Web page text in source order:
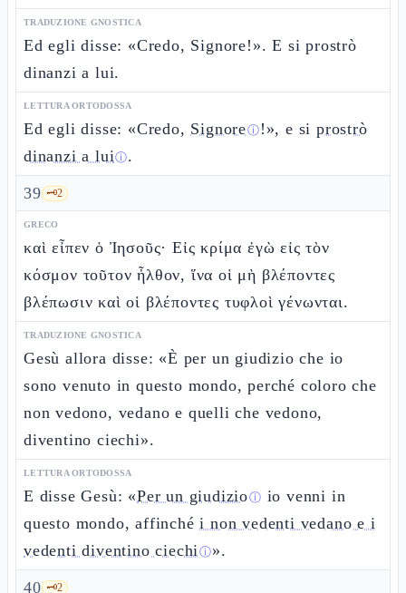
TRADUZIONE GNOSTICA
Ed egli disse: «Credo, Signore!». E si prostrò
dinanzi a lui.
LETTURA ORTODOSSA
Ed egli disse: «Credo, Signoreⓘ !», e siprostrò
dinanzi a luiⓘ.
39 🗝️2
GRECO
καὶ εἶπεν ὁ Ἰησοῦς· Εἰς κρίμα ἐγὼ εἰς τὸν
κόσμον τοῦτον ἦλθον, ἵνα οἱ μὴ βλέποντες
βλέπωσιν καὶ οἱ βλέποντες τυφλοὶ γένωνται.
TRADUZIONE GNOSTICA
Gesù allora disse: «È per un giudizio che io
sono venuto in questo mondo, perché coloro che
non vedono, vedano e quelli che vedono,
diventino ciechi».
LETTURA ORTODOSSA
E disse Gesù: «Per un giudizioⓘ io venni in
questo mondo, affinchéi non vedenti vedano e i
vedenti diventino ciechiⓘ».
40 🗝️2